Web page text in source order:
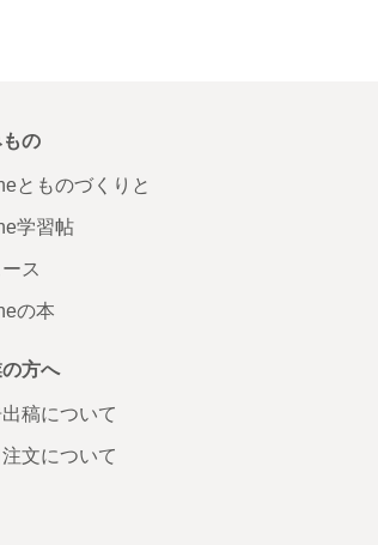
の
とものづくりと
学習帖
ス
の本
方へ
稿について
文について